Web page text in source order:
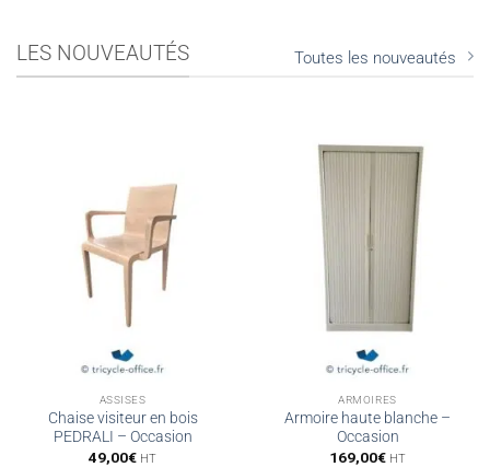
LES NOUVEAUTÉS Toutes les nouveautés
ASSISES
Chaise visiteur en bois
PEDRALI – Occasion
49,00€ HT
ARMOIRES
Armoire haute blanche –
Occasion
169,00€ HT